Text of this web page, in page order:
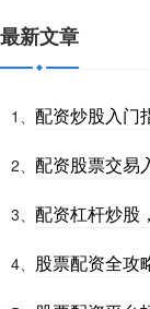
最新文章
1、 配资炒股入门
2、 配资股票交易
3、 配资杠杆炒股
4、 股票配资全攻